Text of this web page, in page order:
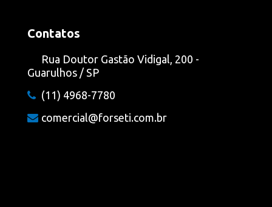
Contatos
Rua Doutor Gastão Vidigal, 200 -
Guarulhos / SP
(11) 4968-7780
comercial@forseti.com.br